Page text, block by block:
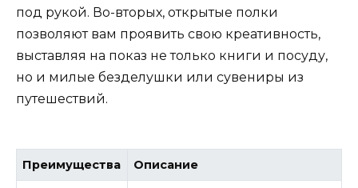
под рукой. Во-вторых, открытые полки
позволяют вам проявить свою креативность,
выставляя на показ не только книги и посуду,
но и милые безделушки или сувениры из
путешествий.
Преимущества Описание